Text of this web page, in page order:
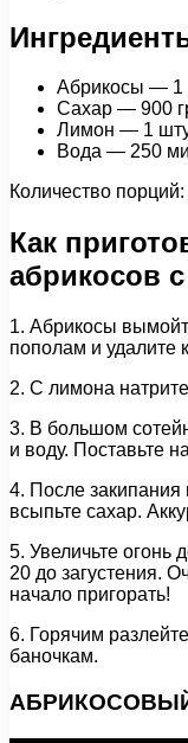
Абрикосы — 1
Сахар — 900
Лимон — 1
Вода — 250
Количество порций:
Как
абрикосов
1. Абрикосы
пополам и удалите
2. С лимона
3. В большом
и воду. Поставьте
4. После закипания
всыпьте сахар.
5. Увеличьте огонь
20 до загустения.
начало пригорать!
6. Горячим
баночкам.